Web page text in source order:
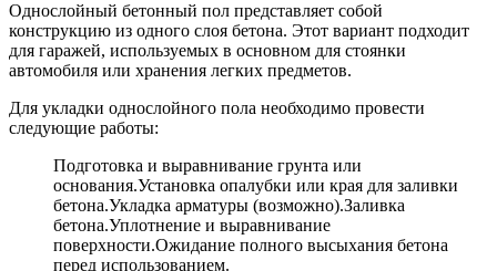
Однослойный бетонный пол представляет собой
конструкцию из одного слоя бетона. Этот вариант подходит
для гаражей, используемых в основном для стоянки
автомобиля или хранения легких предметов.
Для укладки однослойного пола необходимо провести
следующие работы:
Подготовка и выравнивание грунта или
основания.Установка опалубки или края для заливки
бетона.Укладка арматуры (возможно).Заливка
бетона.Уплотнение и выравнивание
поверхности.Ожидание полного высыхания бетона
перед использованием.